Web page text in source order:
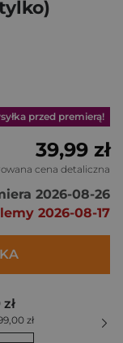
przed premierą!
39,99 zł
cena detaliczna
2026-08-26
2026-08-17
zł